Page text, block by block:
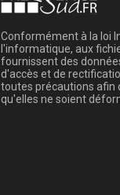
Conformément à la loi
l'informatique, aux
fournissent des
d'accès et de
toutes précautions afin
qu'elles ne soient